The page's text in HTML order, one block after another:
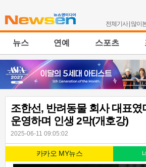
전체기사| 많이
뉴스 연예 스포츠
조한선, 반려동물 회사 대표
운영하며 인생 2막(개호강)
2025-06-11 09:05:02
카카오 MY뉴스